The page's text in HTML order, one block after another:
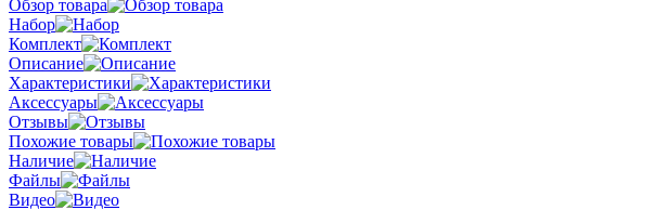
Обзор товара
Набор
Комплект
Описание
Характеристики
Аксессуары
Отзывы
Похожие товары
Наличие
Файлы
Видео